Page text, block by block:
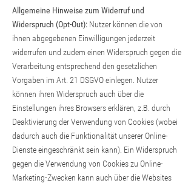
Allgemeine Hinweise zum Widerruf und
Widerspruch (Opt-Out): Nutzer können die von
ihnen abgegebenen Einwilligungen jederzeit
widerrufen und zudem einen Widerspruch gegen die
Verarbeitung entsprechend den gesetzlichen
Vorgaben im Art. 21 DSGVO einlegen. Nutzer
können ihren Widerspruch auch über die
Einstellungen ihres Browsers erklären, z.B. durch
Deaktivierung der Verwendung von Cookies (wobei
dadurch auch die Funktionalität unserer Online-
Dienste eingeschränkt sein kann). Ein Widerspruch
gegen die Verwendung von Cookies zu Online-
Marketing-Zwecken kann auch über die Websites